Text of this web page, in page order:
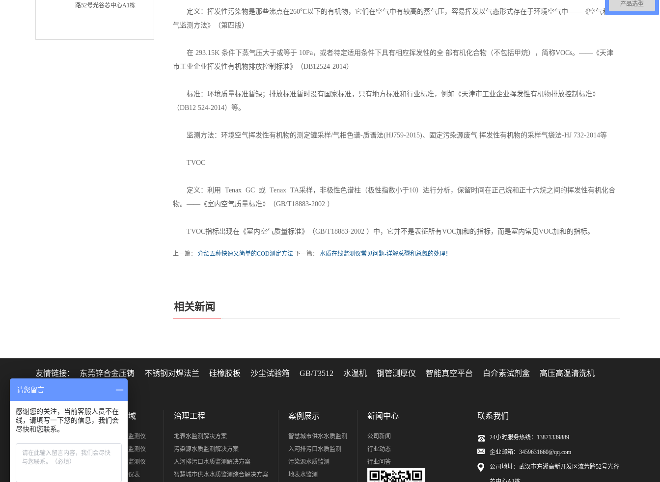
路52号光谷芯中心A1栋
定义：挥发性污染物是那些沸点在260℃以下的有机物，它们在空气中有较高的蒸气压，容易挥发以气态形式存在于环境空气中——《空气和废
气监测方法》（第四版）
在 293.15K 条件下蒸气压大于或等于 10Pa，或者特定适用条件下具有相应挥发性的全 部有机化合物（不包括甲烷），简称VOCs。——《天津
市工业企业挥发性有机物排放控制标准》（DB12524-2014）
标准：环境质量标准暂缺；排放标准暂时没有国家标准，只有地方标准和行业标准，例如《天津市工业企业挥发性有机物排放控制标准》
（DB12 524-2014）等。
监测方法：环境空气挥发性有机物的测定罐采样/气相色谱-质谱法(HJ759-2015)、固定污染源废气 挥发性有机物的采样气袋法-HJ 732-2014等
TVOC
定义：利用 Tenax GC 或 Tenax TA采样，非极性色谱柱（极性指数小于10）进行分析，保留时间在正己烷和正十六烷之间的挥发性有机化合
物。——《室内空气质量标准》（GB/T18883-2002 ）
TVOC指标出现在《室内空气质量标准》（GB/T18883-2002 ）中，它并不是表征所有VOC加和的指标，而是室内常见VOC加和的指标。
上一篇： 介绍五种快速又简单的COD测定方法 下一篇： 水质在线监测仪常见问题-详解总磷和总氮的处理！
相关新闻
友情链接： 东莞锌合金压铸 不锈钢对焊法兰 硅橡胶板 沙尘试验箱 GB/T3512 水温机 钢管测厚仪 智能真空平台 白介素试剂盒 高压高温清洗机
关于正元
工厂展示
荣誉证书
产品领域
水质环境监测仪
烟气环境监测仪
大气环境监测仪
过程控制仪表
治理工程
地表水监测解决方案
污染源水质监测解决方案
入河排污口水质监测解决方案
智慧城市供水水质监测综合解决方案
案例展示
智慧城市供水水质监测
入河排污口水质监测
污染源水质监测
地表水监测
新闻中心
公司新闻
行业动态
行业问答
联系我们
24小时服务热线：13871339889
企业邮箱：3459631660@qq.com
公司地址：武汉市东湖高新开发区流芳路52号光谷
产品选型
请您留言
感谢您的关注，当前客服人员不在
线，请填写一下您的信息，我们会
尽快和您联系。